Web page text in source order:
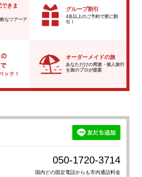
きま
なツアーア
グループ割引
4名以上のご予約で更に割
引！
オーダーメイドの旅
あなただけの周遊・個人旅行
を旅のプロが提案
050-1720-3714
国内どの固定電話からも市内通話料金